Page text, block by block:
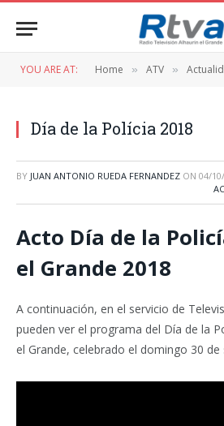
YOU ARE AT: Home » ATV »
Día de la Polícia 2018
BY JUAN ANTONIO RUEDA FERNANDEZ ON 04/
Acto Día de la
el Grande 2018
A continuación, en el servicio de
pueden ver el programa del Día de la
el Grande, celebrado el domingo 30 de